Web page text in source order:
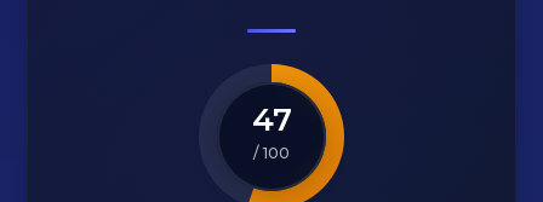
47
/ 100